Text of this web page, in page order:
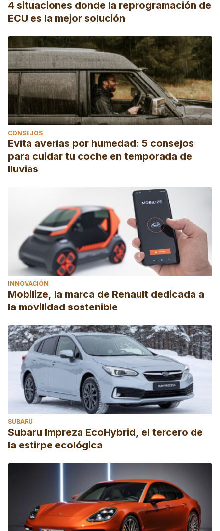
4 situaciones donde la reprogramación de
ECU es la mejor solución
CONSEJOS
Evita averías por humedad: 5 consejos
para cuidar tu coche en temporada de
lluvias
INNOVACIÓN
Mobilize, la marca de Renault dedicada a
la movilidad sostenible
SUBARU
Subaru Impreza EcoHybrid, el tercero de
la estirpe ecológica